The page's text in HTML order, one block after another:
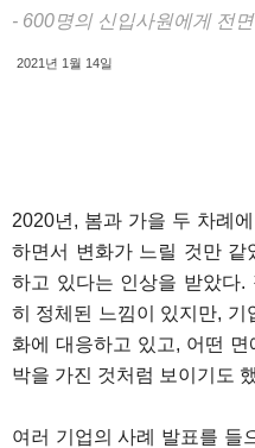
- 600명의 신입사원에게 전
2021년 1월 14일
2020년, 봄과 가을 두 차례
하면서 변화가 느릴 것만
하고 있다는 인상을 받았다.
히 정체된 느낌이 있지만, 기
화에 대응하고 있고, 어떤
박을 가진 것처럼 보이기도
여러 기업의 사례 발표를 들